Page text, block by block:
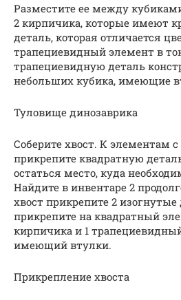
Разместите ее между
2 кирпичика, которые имеют
деталь, которая отличается
трапециевидный элемент в
трапециевидную деталь
небольших кубика, имеющие
Туловище динозаврика
Соберите хвост. К элементам
прикрепите квадратную
остаться место, куда
Найдите в инвентаре 2
хвост прикрепите 2 изогнутые
прикрепите на квадратный
кирпичика и 1
имеющий втулки.
Прикрепление хвоста